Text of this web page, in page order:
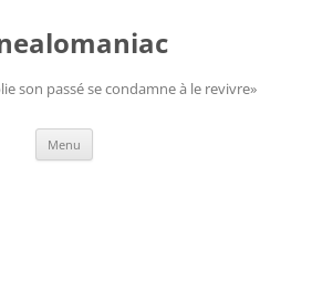
son passé se condamne à le revivre»
Menu